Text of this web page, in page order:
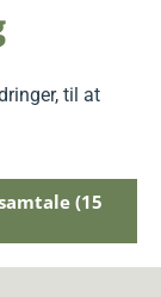
til at
(15